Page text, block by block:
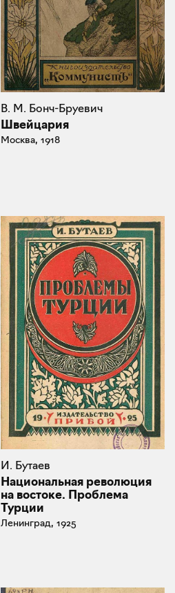
В. М. Бонч-Бруевич
Швейцария
Москва, 1918
И. Бутаев
Национальная революция
на востоке. Проблема
Турции
Ленинград, 1925